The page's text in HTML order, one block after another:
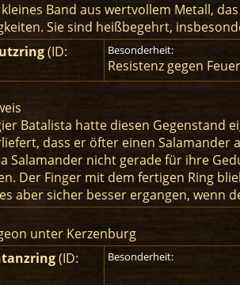
Band aus wertvollem Metall,
Sie sind heißbegehrt,
(ID:
Besonderheit:
Resistenz gegen
Batalista hatte diesen Gegenstand
dass er öfter einen Salamander
Salamander nicht gerade für ihre
Der Finger mit dem fertigen Ring
aber sicher besser ergangen, wenn
unter Kerzenburg
(ID:
Besonderheit: